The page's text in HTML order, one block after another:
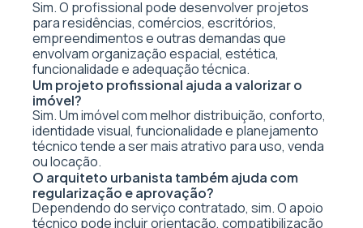
Sim. O profissional pode desenvolver projetos
para residências, comércios, escritórios,
empreendimentos e outras demandas que
envolvam organização espacial, estética,
funcionalidade e adequação técnica.
Um projeto profissional ajuda a valorizar o
imóvel?
Sim. Um imóvel com melhor distribuição, conforto,
identidade visual, funcionalidade e planejamento
técnico tende a ser mais atrativo para uso, venda
ou locação.
O arquiteto urbanista também ajuda com
regularização e aprovação?
Dependendo do serviço contratado, sim. O apoio
técnico pode incluir orientação, compatibilização